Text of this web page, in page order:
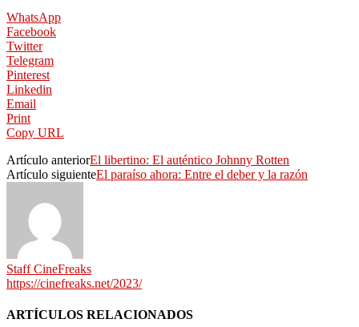
WhatsApp
Facebook
Twitter
Telegram
Pinterest
Linkedin
Email
Print
Copy URL
Artículo anteriorEl libertino: El auténtico Johnny Rotten
Artículo siguienteEl paraíso ahora: Entre el deber y la razón
Staff CineFreaks
https://cinefreaks.net/2023/
ARTÍCULOS RELACIONADOS